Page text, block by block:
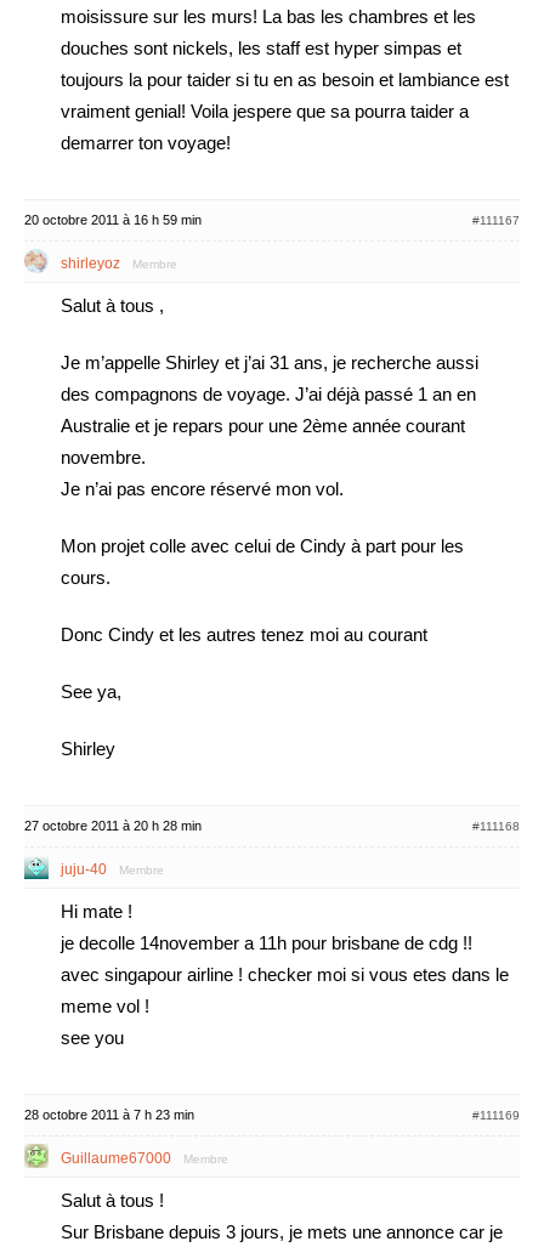
moisissure sur les murs! La bas les chambres et les
douches sont nickels, les staff est hyper simpas et
toujours la pour taider si tu en as besoin et lambiance est
vraiment genial! Voila jespere que sa pourra taider a
demarrer ton voyage!
20 octobre 2011 à 16 h 59 min #111167
shirleyoz Membre
Salut à tous ,
Je m’appelle Shirley et j’ai 31 ans, je recherche aussi
des compagnons de voyage. J’ai déjà passé 1 an en
Australie et je repars pour une 2ème année courant
novembre.
Je n’ai pas encore réservé mon vol.
Mon projet colle avec celui de Cindy à part pour les
cours.
Donc Cindy et les autres tenez moi au courant
See ya,
Shirley
27 octobre 2011 à 20 h 28 min #111168
juju-40 Membre
Hi mate !
je decolle 14november a 11h pour brisbane de cdg !!
avec singapour airline ! checker moi si vous etes dans le
meme vol !
see you
28 octobre 2011 à 7 h 23 min #111169
Guillaume67000 Membre
Salut à tous !
Sur Brisbane depuis 3 jours, je mets une annonce car je